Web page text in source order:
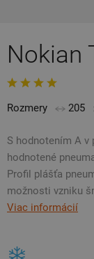
Nokian
Rozmery 205
S hodnotením A
hodnotené
Profil plášťa
možnosti vzniku
Viac informácií